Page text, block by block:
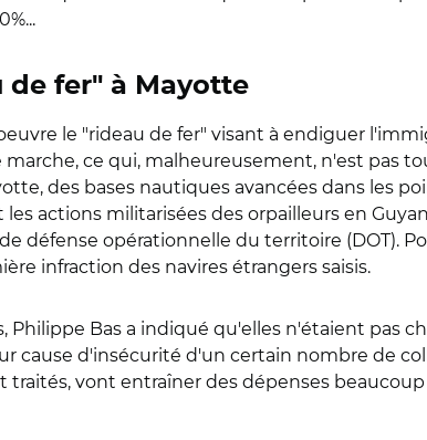
de fer" à Mayotte
le "rideau de fer" visant à endiguer
ce qui, malheureusement, n'est pas
des bases nautiques avancées dans les
les actions militarisées des orpailleurs en
défense opérationnelle du territoire (DOT).
infraction des navires étrangers saisis.
Philippe Bas a indiqué qu'elles n'étaient pas
cause d'insécurité d'un certain nombre de
vont entraîner des dépenses beaucoup